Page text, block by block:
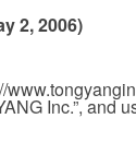
2, 2006)
Inc.”, and